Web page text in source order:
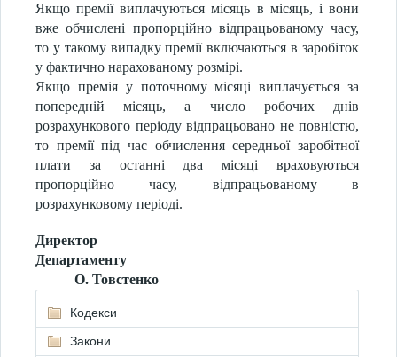
Якщо премії виплачуються місяць в місяць, і вони
вже обчислені пропорційно відпрацьованому часу,
то у такому випадку премії включаються в заробіток
у фактично нарахованому розмірі.
Якщо премія у поточному місяці виплачується за
попередній місяць, а число робочих днів
розрахункового періоду відпрацьовано не повністю,
то премії під час обчислення середньої заробітної
плати за останні два місяці враховуються
пропорційно часу, відпрацьованому в
розрахунковому періоді.
Директор
Департаменту
О. Товстенко
Кодекси
Закони